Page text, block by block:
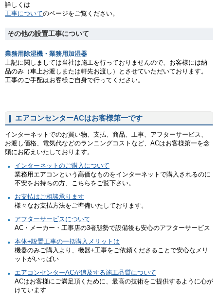
詳しくは
工事についてのページをご覧ください。
その他の設置工事について
業務用除湿機・業務用加湿器
上記に関しましては当社は施工を行っておりませんので、お客様には納
品のみ（車上お渡しまたは軒先お渡し）とさせていただいております。
工事のご手配はお客様ご自身で行ってください。
エアコンセンターACはお客様第一です
インターネットでのお買い物、支払、商品、工事、アフターサービス、
お渡し価格、電気代などのランニングコストなど、ACはお客様第一を念
頭にお応えいたしております。
インターネットのご購入について
業務用エアコンという高価なものをインターネットで購入されるのに
不安をお持ちの方、こちらをご覧下さい。
お支払はご相談承ります
様々なお支払方法をご準備いたしております。
アフターサービスについて
AC・メーカー・工事店の3者態勢で設備後も安心のアフターサービス
本体+設置工事の一括購入メリットは
機器のみご購入より、機器+工事をご依頼くださることで安心なメリ
ットがいっぱい
エアコンセンターACが追及する施工品質について
ACはお客様にご満足頂くために、最高の技術をご提供するように心が
けています